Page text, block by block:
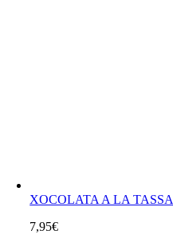
XOCOLATA A LA TASSA
7,95€